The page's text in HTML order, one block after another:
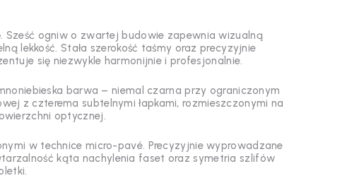
Sześć ogniw o zwartej budowie zapewnia wizualną
lekkość. Stała szerokość taśmy oraz precyzyjnie
się niezwykle harmonijnie i profesjonalnie.
barwa – niemal czarna przy ograniczonym
z czterema subtelnymi łapkami, rozmieszczonymi na
optycznej.
w technice micro-pavé. Precyzyjnie wyprowadzane
kąta nachylenia faset oraz symetria szlifów